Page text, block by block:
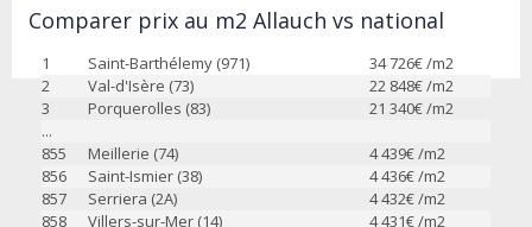
Comparer prix au m2 Allauch vs national
1 Saint-Barthélemy (971) 34 726€ /m2
2
Val-d'Isère (73) 22 848€ /m2
3
Porquerolles (83) 21 340€ /m2
...
855
Meillerie (74) 4 439€ /m2
856
Saint-Ismier (38) 4 436€ /m2
857
Serriera (2A) 4 432€ /m2
858
Villers-sur-Mer (14) 4 431€ /m2